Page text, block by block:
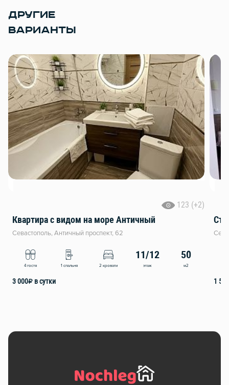
ДРУГИЕ
ВАРИАНТЫ
123 (+2)
Квартира с видом на море Античный
Севастополь, Античный проспект, 62
4 гостя 1 спальня 2 кровати
11/12
этаж
50
м2
3 000₽ в сутки 1 500